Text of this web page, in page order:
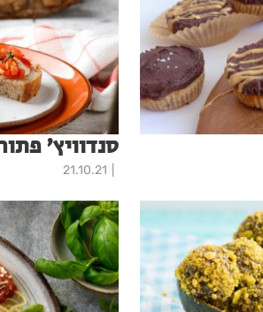
סנדוויץ'
21.10.21